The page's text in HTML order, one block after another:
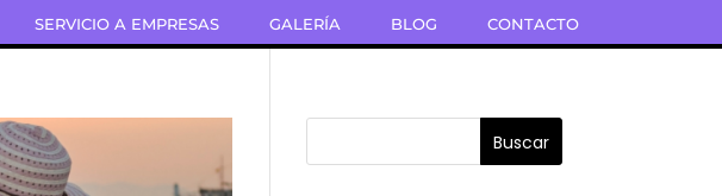
SERVICIO A EMPRESAS GALERÍA BLOG CONTACTO